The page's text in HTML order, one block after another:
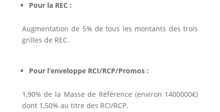
Pour la REC :
Augmentation de 5% de tous les montants des trois
grilles de REC.
Pour l’enveloppe RCI/RCP/Promos :
1,90% de la Masse de Référence (environ 1400000€)
dont 1,50% au titre des RCI/RCP.